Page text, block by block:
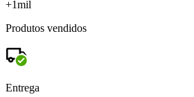
+1mil
Produtos vendidos
Entrega